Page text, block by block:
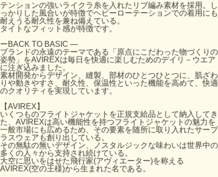
※抗菌防臭加工は、すべての菌や臭いを除去したり抑えたり
するわけではありません。※濃色は着用時の汗や摩擦により
色落ちしますので、淡色物と合わせての着用はお避け下さ
い。
※洗濯の際はクリーニングネットに裏返しに入れてお洗い下
さい。
※全ての乾燥機具のご使用はお避け下さい。
※生地の性質上、直射日光や蛍光灯の長時間照射により、色
あせする恐れがあります。
※生地の特性上、縮みやすいので、洗濯後は縦方向に引っ張
り、形を整えて干して下さい。
※プリント部分へのアイロンは剥離の原因になりますのでお
避け下さい。
※アイロン使用時は、当て布を当てて下さい。
サイズの目安
サイズ
着丈 (cm) 肩幅 (cm) 身幅 (cm)
袖丈 (cm)
S
65 40
M
67 42 43
テンションの強いライクラ糸を入れたリブ編み素材を採用。し
っかりした風合いが特徴でヘビーローテーションでの着用にも
耐えうる耐久性を兼ね備えている。
タイトなフィット感が特徴です。
ーBACK TO BASIC ―
ブランドの永遠のテーマである「原点にこだわった物づくりの
姿勢」をAVIREXは毎日を快適に楽しむためのデイリ－ウエア
に注ぎ込みました。
素材開発からデザイン、縫製、部材のひとつひとつに、肌ざわ
りや動きやすさ、耐久性、保温性といった機能を高めて、快適
のクオリティを実現しています。
【AVIREX】
いくつものフライトジャケットを正規支給品として納入してき
た、AVIREXは高い機能性を持つフライトジャケットの魅力を
一般市場にも広めるため、その要素を随所に取り入れたサープ
ラスウェアも創り出している。
その無駄の無いデザイン、ノスタルジックな味わいは世界中の
多くの人々から支持され続けている。
大空に思いをはせた飛行家(アヴィエーター)を称える
AVIREX(空の王様)から生まれた名である。